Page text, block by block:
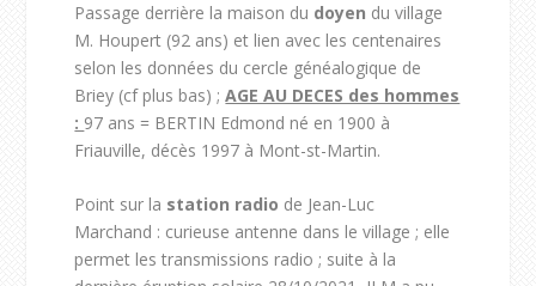
Passage derrière la maison du doyen du village
M. Houpert (92 ans) et lien avec les centenaires
selon les données du cercle généalogique de
Briey (cf plus bas) ;AGE AU DECES des hommes
: 97 ans = BERTIN Edmond né en 1900 à
Friauville, décès 1997 à Mont-st-Martin.
Point sur la station radio de Jean-Luc
Marchand : curieuse antenne dans le village ; elle
permet les transmissions radio ; suite à la